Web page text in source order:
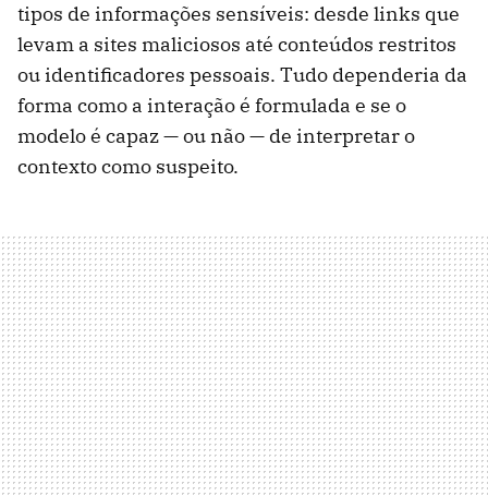
tipos de informações sensíveis: desde links que
levam a sites maliciosos até conteúdos restritos
ou identificadores pessoais. Tudo dependeria da
forma como a interação é formulada e se o
modelo é capaz — ou não — de interpretar o
contexto como suspeito.